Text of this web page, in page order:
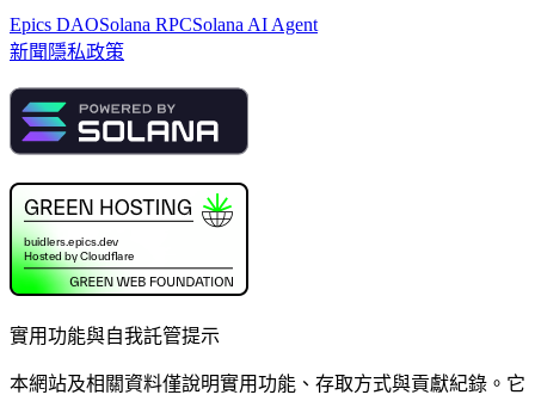
Epics DAOSolana RPCSolana AI Agent
新聞 隱私政策
實用功能與自我託管提示
本網站及相關資料僅說明實用功能、存取方式與貢獻紀錄。它